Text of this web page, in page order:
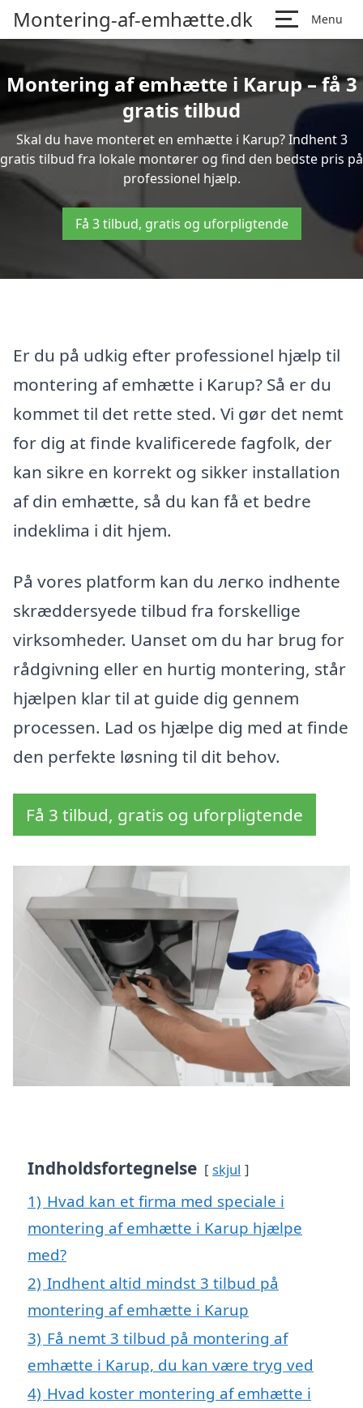
Montering-af-emhætte.dk Menu
Montering af emhætte i Karup – få 3
gratis tilbud
Skal du have monteret en emhætte i Karup? Indhent 3
gratis tilbud fra lokale montører og find den bedste pris på
professionel hjælp.
Få 3 tilbud, gratis og uforpligtende
Er du på udkig efter professionel hjælp til
montering af emhætte i Karup? Så er du
kommet til det rette sted. Vi gør det nemt
for dig at finde kvalificerede fagfolk, der
kan sikre en korrekt og sikker installation
af din emhætte, så du kan få et bedre
indeklima i dit hjem.
På vores platform kan du легко indhente
skræddersyede tilbud fra forskellige
virksomheder. Uanset om du har brug for
rådgivning eller en hurtig montering, står
hjælpen klar til at guide dig gennem
processen. Lad os hjælpe dig med at finde
den perfekte løsning til dit behov.
Få 3 tilbud, gratis og uforpligtende
Indholdsfortegnelse skjul
1) Hvad kan et firma med speciale i
montering af emhætte i Karup hjælpe
med?
2) Indhent altid mindst 3 tilbud på
montering af emhætte i Karup
3) Få nemt 3 tilbud på montering af
emhætte i Karup, du kan være tryg ved
4) Hvad koster montering af emhætte i